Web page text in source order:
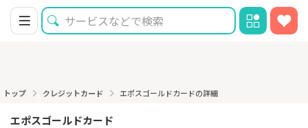
トップ クレジットカード エポスゴールドカードの詳細
エポスゴールドカード